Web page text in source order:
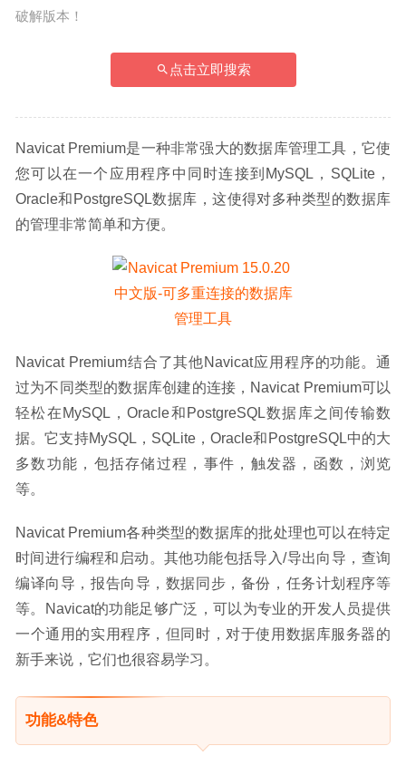
破解版本！
点击立即搜索
Navicat Premium是一种非常强大的数据库管理工具，它使
您可以在一个应用程序中同时连接到MySQL，SQLite，
Oracle和PostgreSQL数据库，这使得对多种类型的数据库
的管理非常简单和方便。
Navicat Premium结合了其他Navicat应用程序的功能。通
过为不同类型的数据库创建的连接，Navicat Premium可以
轻松在MySQL，Oracle和PostgreSQL数据库之间传输数
据。它支持MySQL，SQLite，Oracle和PostgreSQL中的大
多数功能，包括存储过程，事件，触发器，函数，浏览
等。
Navicat Premium各种类型的数据库的批处理也可以在特定
时间进行编程和启动。其他功能包括导入/导出向导，查询
编译向导，报告向导，数据同步，备份，任务计划程序等
等。Navicat的功能足够广泛，可以为专业的开发人员提供
一个通用的实用程序，但同时，对于使用数据库服务器的
新手来说，它们也很容易学习。
功能&特色